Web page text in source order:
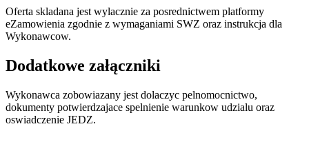
Oferta skladana jest wylacznie za posrednictwem platformy
eZamowienia zgodnie z wymaganiami SWZ oraz instrukcja dla
Wykonawcow.
Dodatkowe załączniki
Wykonawca zobowiazany jest dolaczyc pelnomocnictwo,
dokumenty potwierdzajace spelnienie warunkow udzialu oraz
oswiadczenie JEDZ.